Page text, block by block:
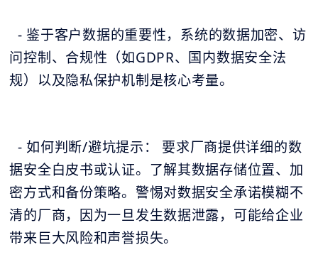
- 鉴于客户数据的重要性，系统的数据加密、访
问控制、合规性（如GDPR、国内数据安全法
规）以及隐私保护机制是核心考量。
- 如何判断/避坑提示： 要求厂商提供详细的数
据安全白皮书或认证。了解其数据存储位置、加
密方式和备份策略。警惕对数据安全承诺模糊不
清的厂商，因为一旦发生数据泄露，可能给企业
带来巨大风险和声誉损失。